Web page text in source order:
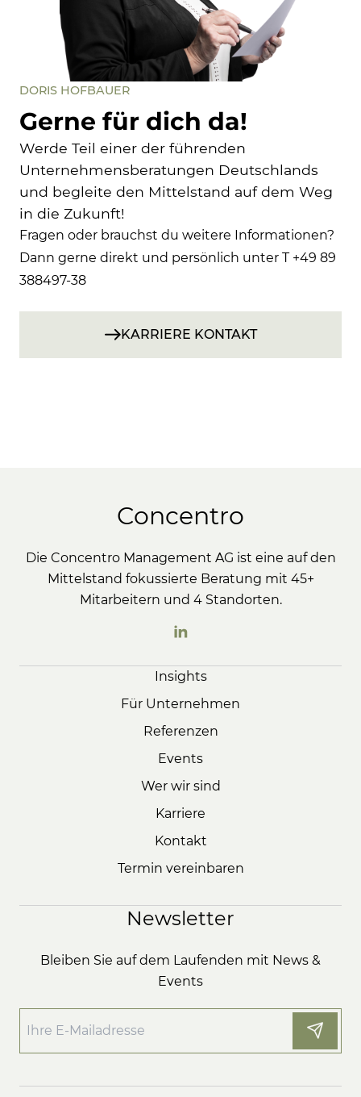
DORIS HOFBAUER
Gerne für dich da!
Werde Teil einer der führenden
Unternehmensberatungen Deutschlands
und begleite den Mittelstand auf dem Weg
in die Zukunft!
Fragen oder brauchst du weitere Informationen?
Dann gerne direkt und persönlich unter T +49 89
388497-38
KARRIERE KONTAKT
Concentro
Die Concentro Management AG ist eine auf den
Mittelstand fokussierte Beratung mit 45+
Mitarbeitern und 4 Standorten.
Insights
Für Unternehmen
Referenzen
Events
Wer wir sind
Karriere
Kontakt
Termin vereinbaren
Newsletter
Bleiben Sie auf dem Laufenden mit News &
Events